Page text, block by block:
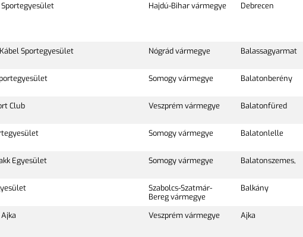
Sportegyesület
Hajdú-Bihar vármegye Debrecen
Sportegyesület
Nógrád vármegye Balassagyarmat
Somogy vármegye Balatonberény
Club Veszprém vármegye Balatonfüred
Somogy vármegye Balatonlelle
Egyesület Somogy vármegye Balatonszemes,
Szabolcs-Szatmár-
Bereg vármegye
Balkány
Veszprém vármegye Ajka